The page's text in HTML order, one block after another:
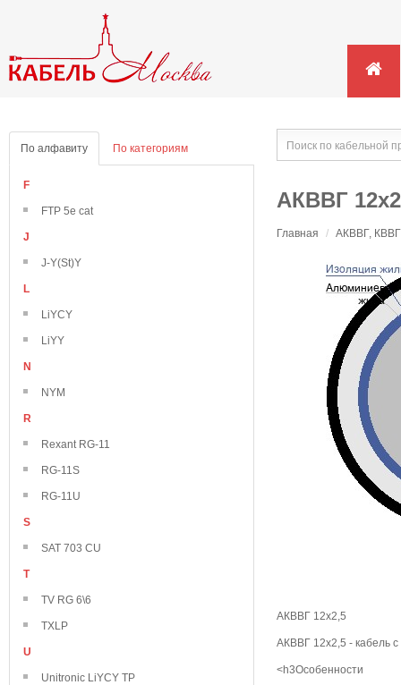
По алфавиту По категориям
F
FTP 5e cat
J
J-Y(St)Y
L
LiYCY
LiYY
N
NYM
R
Rexant RG-11
RG-11S
RG-11U
S
SAT 703 CU
T
TV RG 6\6
TXLP
U
Unitronic LiYCY TP
АКВВГ
Главная / АКВВГ,
АКВВГ 12х2,5
АКВВГ 12х2,5 - кабель
<h3Особенности